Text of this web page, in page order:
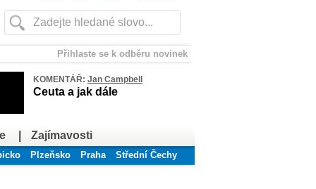
Přihlaste se k odběru novinek
KOMENTÁŘ: Jan Campbell
Ceuta a jak dále
Zajímavosti
Plzeňsko Praha Střední Čechy